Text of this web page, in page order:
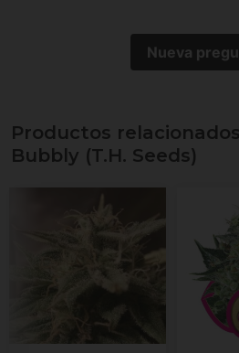
Nueva
Productos
Bubbly (T.H. Seeds)